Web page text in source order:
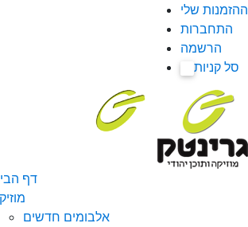
ההזמנות שלי
התחברות
הרשמה
סל קניות
דף
אלבומים חדשים